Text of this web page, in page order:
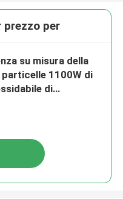
per
su misura della
1100W di
di